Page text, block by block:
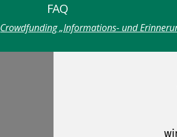
FAQ
Crowdfunding „Informations- und